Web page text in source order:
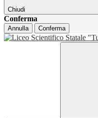
Chiudi
Conferma
Annulla Conferma